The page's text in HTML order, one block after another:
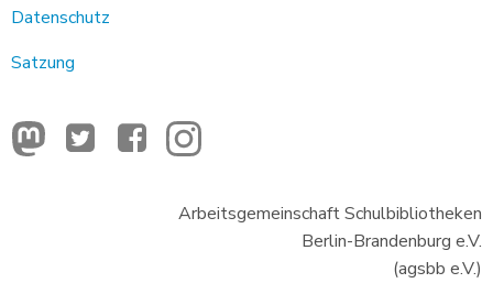
Datenschutz
Satzung
Arbeitsgemeinschaft Schulbibliotheken
Berlin-Brandenburg e.V.
(agsbb e.V.)